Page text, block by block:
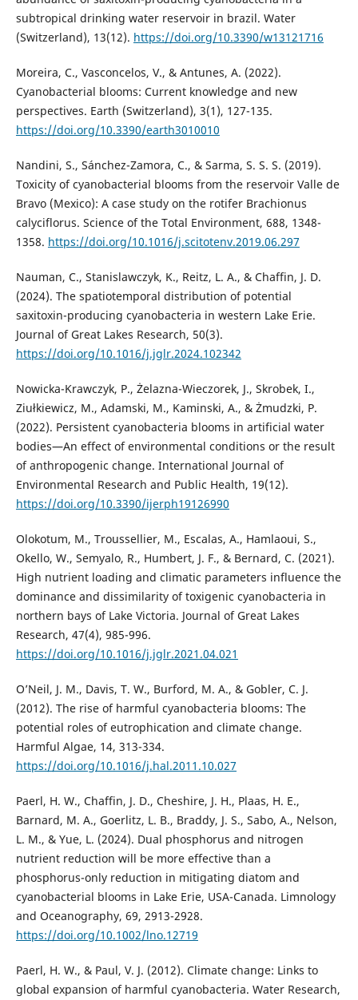
subtropical drinking water reservoir in brazil. Water
(Switzerland), 13(12). https://doi.org/10.3390/w13121716
Moreira, C., Vasconcelos, V., & Antunes, A. (2022).
Cyanobacterial blooms: Current knowledge and new
perspectives. Earth (Switzerland), 3(1), 127-135.
https://doi.org/10.3390/earth3010010
Nandini, S., Sánchez-Zamora, C., & Sarma, S. S. S. (2019).
Toxicity of cyanobacterial blooms from the reservoir Valle de
Bravo (Mexico): A case study on the rotifer Brachionus
calyciflorus. Science of the Total Environment, 688, 1348-
1358. https://doi.org/10.1016/j.scitotenv.2019.06.297
Nauman, C., Stanislawczyk, K., Reitz, L. A., & Chaffin, J. D.
(2024). The spatiotemporal distribution of potential
saxitoxin-producing cyanobacteria in western Lake Erie.
Journal of Great Lakes Research, 50(3).
https://doi.org/10.1016/j.jglr.2024.102342
Nowicka-Krawczyk, P., Żelazna-Wieczorek, J., Skrobek, I.,
Ziułkiewicz, M., Adamski, M., Kaminski, A., & Żmudzki, P.
(2022). Persistent cyanobacteria blooms in artificial water
bodies—An effect of environmental conditions or the result
of anthropogenic change. International Journal of
Environmental Research and Public Health, 19(12).
https://doi.org/10.3390/ijerph19126990
Olokotum, M., Troussellier, M., Escalas, A., Hamlaoui, S.,
Okello, W., Semyalo, R., Humbert, J. F., & Bernard, C. (2021).
High nutrient loading and climatic parameters influence the
dominance and dissimilarity of toxigenic cyanobacteria in
northern bays of Lake Victoria. Journal of Great Lakes
Research, 47(4), 985-996.
https://doi.org/10.1016/j.jglr.2021.04.021
O’Neil, J. M., Davis, T. W., Burford, M. A., & Gobler, C. J.
(2012). The rise of harmful cyanobacteria blooms: The
potential roles of eutrophication and climate change.
Harmful Algae, 14, 313-334.
https://doi.org/10.1016/j.hal.2011.10.027
Paerl, H. W., Chaffin, J. D., Cheshire, J. H., Plaas, H. E.,
Barnard, M. A., Goerlitz, L. B., Braddy, J. S., Sabo, A., Nelson,
L. M., & Yue, L. (2024). Dual phosphorus and nitrogen
nutrient reduction will be more effective than a
phosphorus-only reduction in mitigating diatom and
cyanobacterial blooms in Lake Erie, USA-Canada. Limnology
and Oceanography, 69, 2913-2928.
https://doi.org/10.1002/lno.12719
Paerl, H. W., & Paul, V. J. (2012). Climate change: Links to
global expansion of harmful cyanobacteria. Water Research,